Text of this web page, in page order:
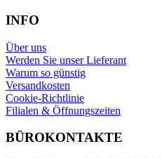
INFO
Über uns
Werden Sie unser Lieferant
Warum so günstig
Versandkosten
Cookie-Richtlinie
Filialen & Öffnungszeiten
BÜROKONTAKTE